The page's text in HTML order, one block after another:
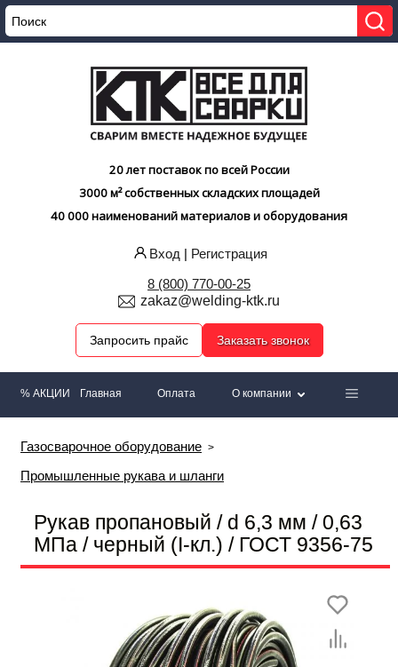
20 лет поставок по всей России
3000 м² собственных складских площадей
40 000 наименований материалов и оборудования
Вход | Регистрация
8 (800) 770-00-25
zakaz@welding-ktk.ru
Запросить прайс Заказать звонок
% АКЦИИ Главная Оплата О компании
Газосварочное оборудование
Промышленные рукава и шланги
Рукав пропановый / d 6,3 мм / 0,63
МПа / черный (I-кл.) / ГОСТ 9356-75